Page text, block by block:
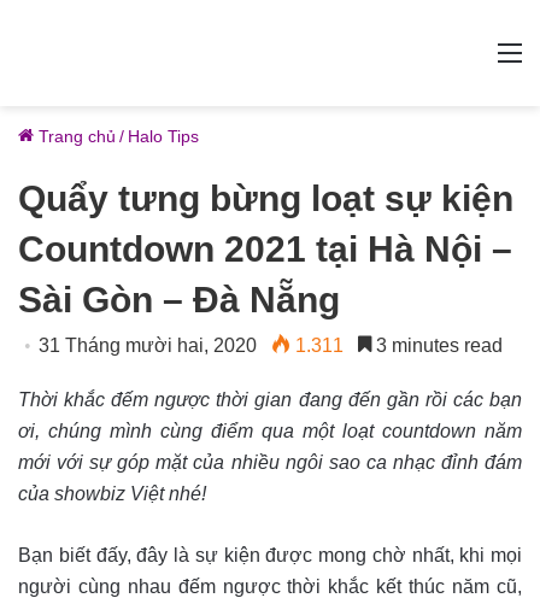
Trang chủ / Halo Tips
Quẩy tưng bừng loạt sự kiện
Countdown 2021 tại Hà Nội –
Sài Gòn – Đà Nẵng
31 Tháng mười hai, 2020 1.311 3 minutes read
Thời khắc đếm ngược thời gian đang đến gần rồi các bạn
ơi, chúng mình cùng điểm qua một loạt countdown năm
mới với sự góp mặt của nhiều ngôi sao ca nhạc đỉnh đám
của showbiz Việt nhé!
Bạn biết đấy, đây là sự kiện được mong chờ nhất, khi mọi
người cùng nhau đếm ngược thời khắc kết thúc năm cũ,